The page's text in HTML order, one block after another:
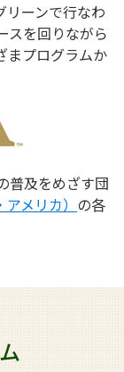
リーンで行なわ
スを回りながら
まプログラムか
普及をめざす団
メリカ） の各